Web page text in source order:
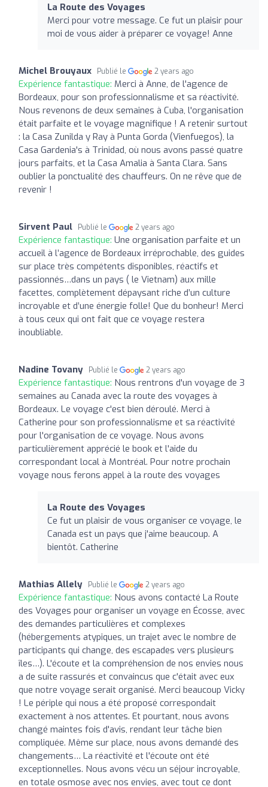
La Route des Voyages
Merci pour votre message. Ce fut un plaisir pour
moi de vous aider à préparer ce voyage! Anne
Michel Brouyaux Publié le 2 years ago
Expérience fantastique: Merci à Anne, de l'agence de
Bordeaux, pour son professionnalisme et sa réactivité.
Nous revenons de deux semaines à Cuba, l'organisation
était parfaite et le voyage magnifique ! A retenir surtout
: la Casa Zunilda y Ray à Punta Gorda (Vienfuegos), la
Casa Gardenia's à Trinidad, où nous avons passé quatre
jours parfaits, et la Casa Amalia à Santa Clara. Sans
oublier la ponctualité des chauffeurs. On ne rêve que de
revenir !
Sirvent Paul Publié le 2 years ago
Expérience fantastique: Une organisation parfaite et un
accueil à l’agence de Bordeaux irréprochable, des guides
sur place très compétents disponibles, réactifs et
passionnés…dans un pays ( le Vietnam) aux mille
facettes, complètement dépaysant riche d’un culture
incroyable et d’une énergie folle! Que du bonheur! Merci
à tous ceux qui ont fait que ce voyage restera
inoubliable.
Nadine Tovany Publié le 2 years ago
Expérience fantastique: Nous rentrons d'un voyage de 3
semaines au Canada avec la route des voyages à
Bordeaux. Le voyage c'est bien déroulé. Merci à
Catherine pour son professionnalisme et sa réactivité
pour l'organisation de ce voyage. Nous avons
particulièrement apprécié le book et l'aide du
correspondant local à Montréal. Pour notre prochain
voyage nous ferons appel à la route des voyages
La Route des Voyages
Ce fut un plaisir de vous organiser ce voyage, le
Canada est un pays que j'aime beaucoup. A
bientôt. Catherine
Mathias Allely Publié le 2 years ago
Expérience fantastique: Nous avons contacté La Route
des Voyages pour organiser un voyage en Écosse, avec
des demandes particulières et complexes
(hébergements atypiques, un trajet avec le nombre de
participants qui change, des escapades vers plusieurs
îles…). L'écoute et la compréhension de nos envies nous
a de suite rassurés et convaincus que c'était avec eux
que notre voyage serait organisé. Merci beaucoup Vicky
! Le périple qui nous a été proposé correspondait
exactement à nos attentes. Et pourtant, nous avons
changé maintes fois d'avis, rendant leur tâche bien
compliquée. Même sur place, nous avons demandé des
changements… La réactivité et l'écoute ont été
exceptionnelles. Nous avons vécu un séjour incroyable,
en totale osmose avec nos envies, avec tout ce dont